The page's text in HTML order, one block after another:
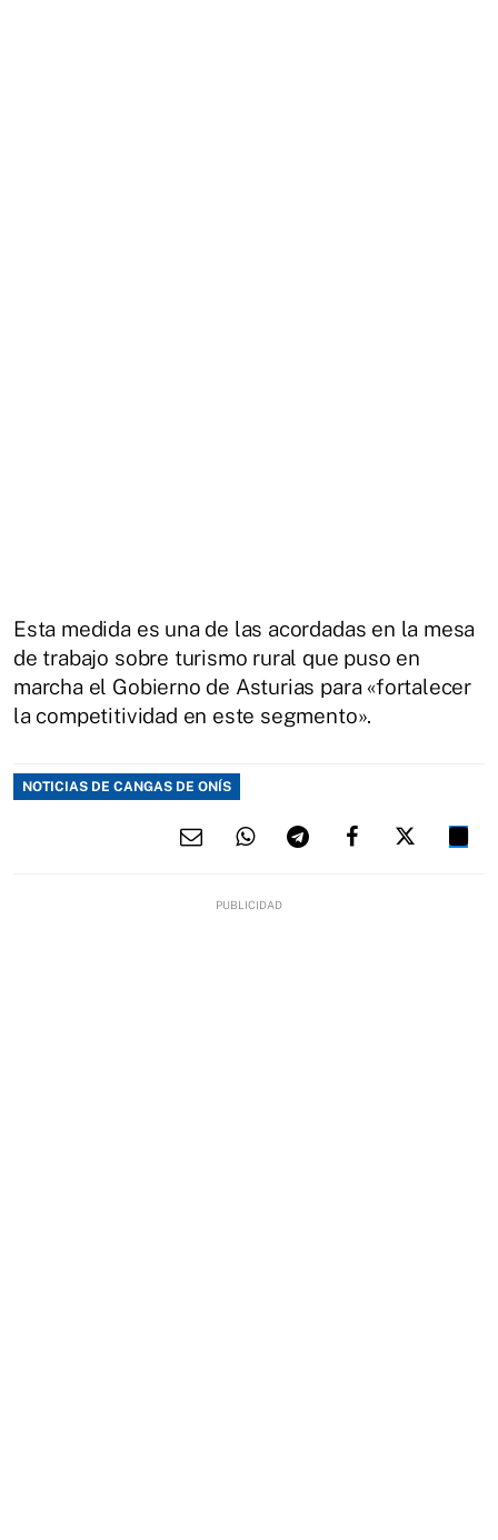
Esta medida es una de las acordadas en la mesa
de trabajo sobre turismo rural que puso en
marcha el Gobierno de Asturias para «fortalecer
la competitividad en este segmento».
NOTICIAS DE CANGAS DE ONÍS